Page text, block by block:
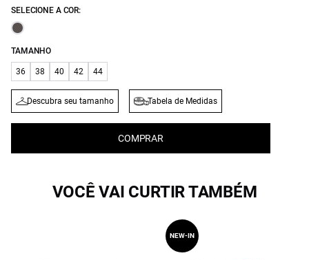
SELECIONE A COR:
TAMANHO
36 38 40 42 44
Descubra seu tamanho Tabela de Medidas
COMPRAR
VOCÊ VAI CURTIR TAMBÉM
NEW-IN